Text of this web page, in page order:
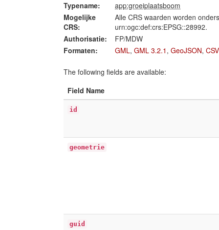
Typename:
app:groeiplaatsboom
Mogelijke
CRS:
Alle CRS waarden worden
urn:ogc:def:crs:EPSG::28992.
Authorisatie:
FP/MDW
Formaten:
GML, GML 3.2.1 , GeoJSON, CSV
The following fields are available:
Field Name
id
geometrie
guid